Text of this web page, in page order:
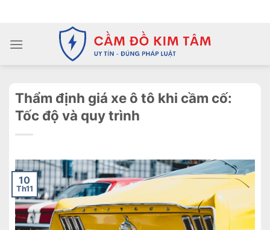
dung
Thẩm định giá xe ô tô khi cầm cố:
Tốc độ và quy trình
10
Th11